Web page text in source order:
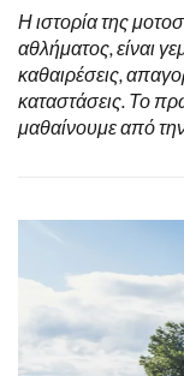
Η ιστορία της
αθλήματος, είναι
καθαιρέσεις,
καταστάσεις. Το
μαθαίνουμε από